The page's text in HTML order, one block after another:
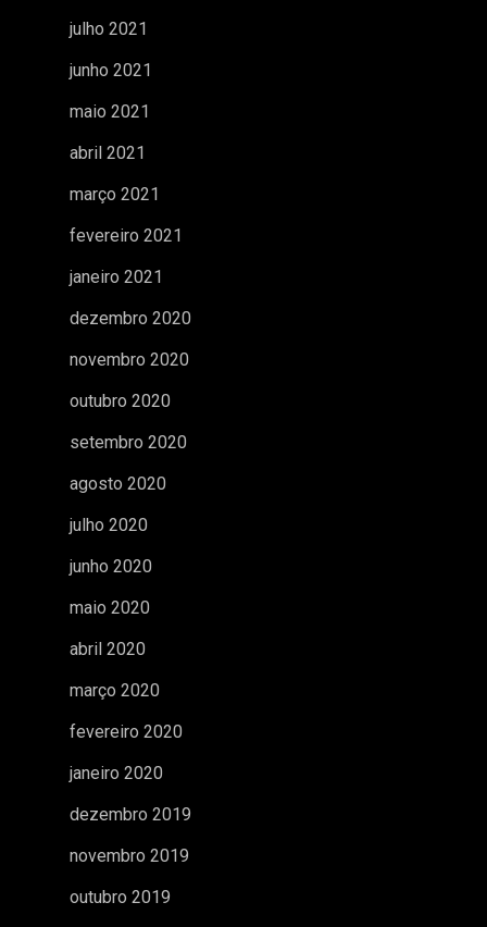
julho 2021
junho 2021
maio 2021
abril 2021
março 2021
fevereiro 2021
janeiro 2021
dezembro 2020
novembro 2020
outubro 2020
setembro 2020
agosto 2020
julho 2020
junho 2020
maio 2020
abril 2020
março 2020
fevereiro 2020
janeiro 2020
dezembro 2019
novembro 2019
outubro 2019